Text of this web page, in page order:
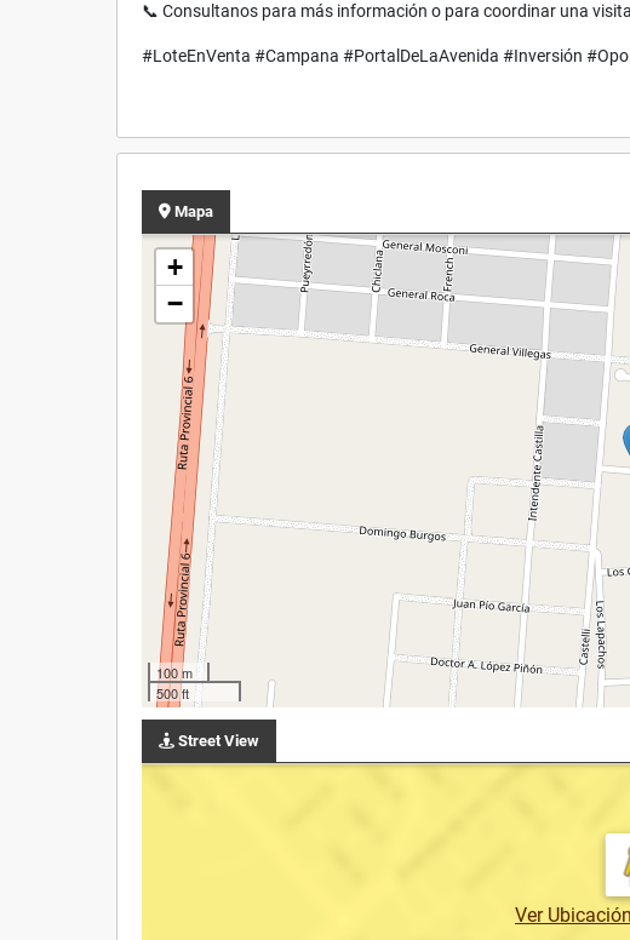
📞 Consultanos para más información o para coordinar una
#LoteEnVenta #Campana #PortalDeLaAvenida #Inversión
Mapa
+
−
100 m
500 ft
Street View
Ver Ubicación